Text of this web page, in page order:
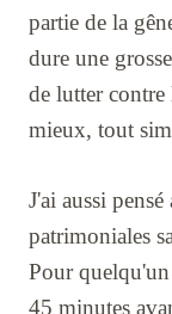
partie de la
dure une
de lutter
mieux, tout
J'ai aussi
patrimoniales
Pour
45 minutes